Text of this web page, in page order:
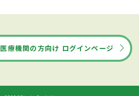
医療機関の方向け ログインページ